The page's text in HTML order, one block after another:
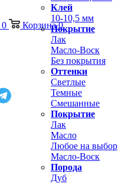
Клей
10-10,5 мм
Покрытие
Лак
Масло-Воск
Без покрытия
Оттенки
Светлые
Темные
Смешанные
Покрытие
Лак
Масло
Любое на выбор
Масло-Воск
Порода
Дуб
0 Корзина 0